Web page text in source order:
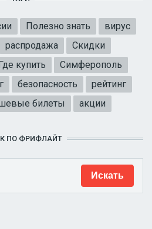
Полезно знать
вирус
распродажа
Скидки
Где купить
Симферополь
безопасность
рейтинг
билеты акции
ПО ФРИФЛАЙТ